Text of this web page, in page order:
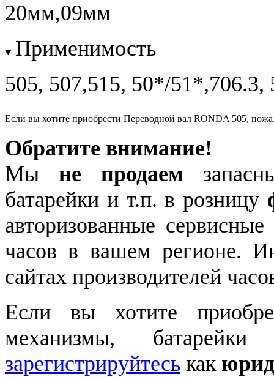
20мм,09мм
Применимость
505, 507,515, 50*/51*,706.3,
Если вы хотите приобрести Переводной вал RONDA 505,
Обратите внимание!
Мы не продаем
батарейки и т.п. в розницу
авторизованные
часов в вашем регионе.
сайтах производителей
Если вы хотите
механизмы,
зарегистрируйтесь как